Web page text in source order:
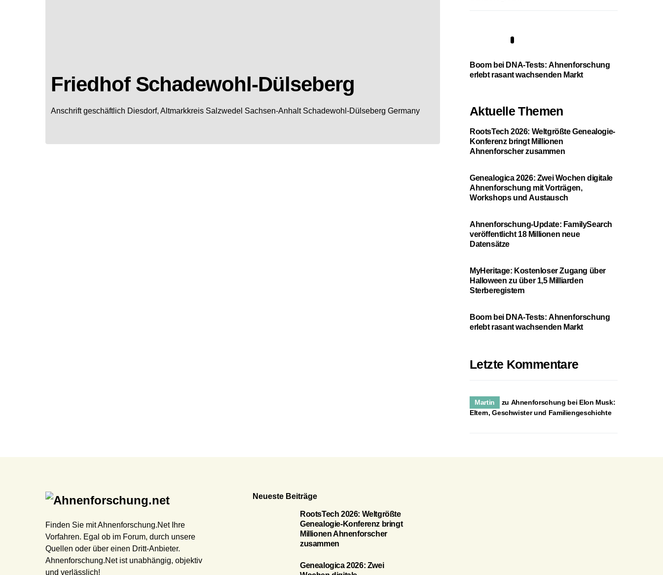
Friedhof Schadewohl-Dülseberg
Anschrift geschäftlich Diesdorf, Altmarkkreis Salzwedel Sachsen-Anhalt Schadewohl-Dülseberg Germany
Boom bei DNA-Tests: Ahnenforschung
erlebt rasant wachsenden Markt
Aktuelle Themen
RootsTech 2026: Weltgrößte Genealogie-
Konferenz bringt Millionen
Ahnenforscher zusammen
Genealogica 2026: Zwei Wochen digitale
Ahnenforschung mit Vorträgen,
Workshops und Austausch
Ahnenforschung-Update: FamilySearch
veröffentlicht 18 Millionen neue
Datensätze
MyHeritage: Kostenloser Zugang über
Halloween zu über 1,5 Milliarden
Sterberegistern
Boom bei DNA-Tests: Ahnenforschung
erlebt rasant wachsenden Markt
Letzte Kommentare
Martin zu Ahnenforschung bei Elon Musk:
Eltern, Geschwister und Familiengeschichte
Finden Sie mit Ahnenforschung.Net Ihre
Vorfahren. Egal ob im Forum, durch unsere
Quellen oder über einen Dritt-Anbieter.
Ahnenforschung.Net ist unabhängig, objektiv
und verlässlich!
Neueste Beiträge
RootsTech 2026: Weltgrößte
Genealogie-Konferenz bringt
Millionen Ahnenforscher
zusammen
Genealogica 2026: Zwei